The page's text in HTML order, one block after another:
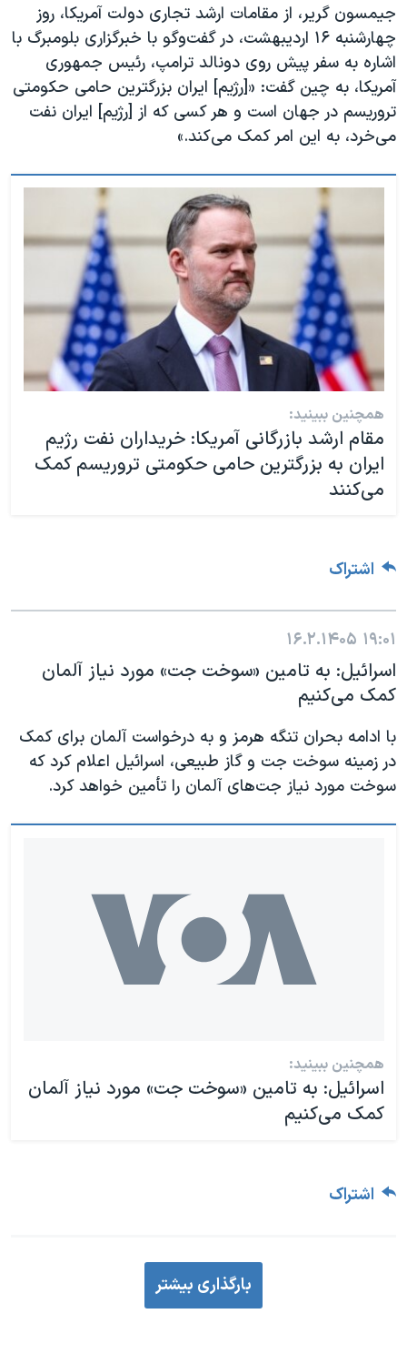
جیمسون گریر، از مقامات ارشد تجاری دولت آمریکا، روز
چهارشنبه ۱۶ اردیبهشت، در گفت‌و‌گو با خبرگزاری بلومبرگ با
اشاره به سفر پیش روی دونالد ترامپ، رئیس جمهوری
آمریکا، به چین گفت: «[رژیم] ایران بزرگترین حامی حکومتی
تروریسم در جهان است و هر کسی که از [رژیم] ایران نفت
می‌خرد، به این امر کمک می‌کند.»
همچنین ببینید:
مقام ارشد بازرگانی آمریکا: خریداران نفت رژیم
ایران به بزرگترین حامی حکومتی تروریسم کمک
می‌کنند
اشتراک
۱۹:۰۱ ۱۶.۲.۱۴۰۵
اسرائیل: به تامین «سوخت جت» مورد نیاز آلمان
کمک می‌کنیم
با ادامه بحران تنگه هرمز و به درخواست آلمان برای کمک
در زمینه سوخت جت و گاز طبیعی، اسرائیل اعلام کرد که
سوخت مورد نیاز جت‌های آلمان را تأمین خواهد کرد.
همچنین ببینید:
اسرائیل: به تامین «سوخت جت» مورد نیاز آلمان
کمک می‌کنیم
اشتراک
بارگذاری بیشتر